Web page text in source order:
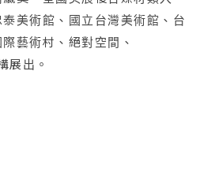
美術館、國立台灣美術館、台
藝術村、絕對空間、
展出。